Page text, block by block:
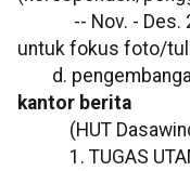
-- Nov. - Des.
untuk fokus foto/
d.
kantor berita
(HUT
1. TUGAS